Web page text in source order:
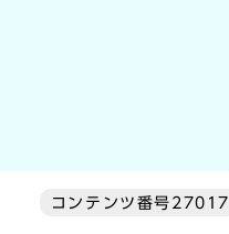
コンテンツ番号27017